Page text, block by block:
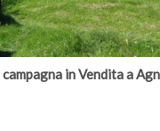
campagna in Vendita a